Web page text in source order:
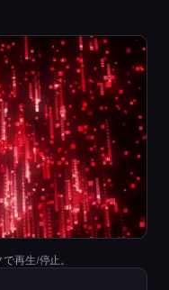
再生/停止。